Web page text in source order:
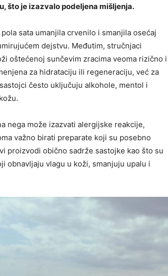
što je izazvalo podeljena mišljenja.
sata umanjila crvenilo i smanjila osećaj
dejstvu. Međutim, stručnjaci
oštećenoj sunčevim zracima veoma rizično i
za hidrataciju ili regeneraciju, već za
često uključuju alkohole, mentol i
nega može izazvati alergijske reakcije,
važno birati preparate koji su posebno
proizvodi obično sadrže sastojke kao što su
obnavljaju vlagu u koži, smanjuju upalu i